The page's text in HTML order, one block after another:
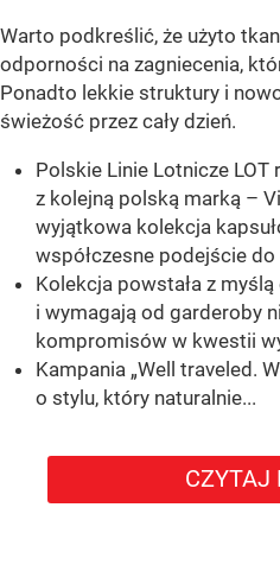
Warto podkreślić, że użyto
odporności na zagniecenia,
Ponadto lekkie struktury i
świeżość przez cały dzień.
Polskie Linie Lotnicze LOT
z kolejną polską marką –
wyjątkowa kolekcja
współczesne podejście
Kolekcja powstała z
i wymagają od garderoby
kompromisów w kwestii
Kampania „Well traveled.
o stylu, który naturalnie...
CZYTAJ